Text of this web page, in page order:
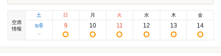
空席
情報
土
8/8
日
9
月
10
火
11
水
12
木
13
金
14